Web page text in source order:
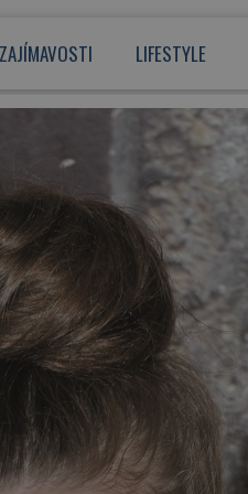
ZAJÍMAVOSTI LIFESTYLE